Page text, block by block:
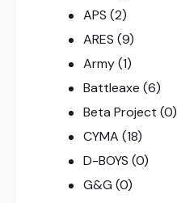
APS (2)
ARES (9)
Army (1)
Battleaxe (6)
Beta Project (0)
CYMA (18)
D-BOYS (0)
G&G (0)